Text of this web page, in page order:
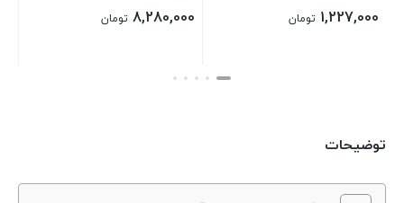
تومان 8,280,000 تومان
بستن
توضیحات